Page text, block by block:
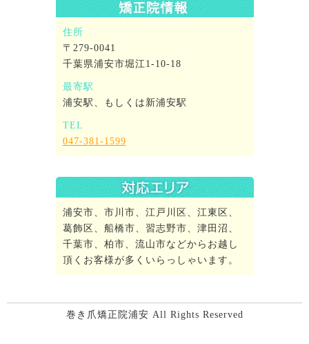
住所
〒279-0041
千葉県浦安市堀江1-10-18
最寄駅
浦安駅、もしくは新浦安駅
TEL
047-381-1599
浦安市、市川市、江戸川区、江東区、
葛飾区、船橋市、習志野市、津田沼、
千葉市、柏市、流山市などからお越し
頂くお客様が多くいらっしゃいます。
巻き爪矯正院浦安 All Rights Reserved